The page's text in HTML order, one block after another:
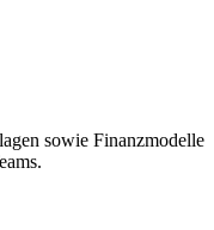
sowie Finanzmodelle